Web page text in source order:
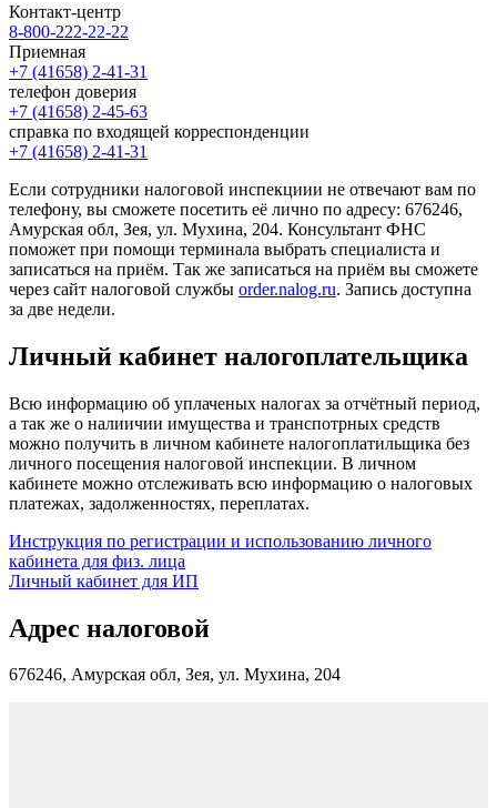
Контакт-центр
8-800-222-22-22
Приемная
+7 (41658) 2-41-31
телефон доверия
+7 (41658) 2-45-63
справка по входящей корреспонденции
+7 (41658) 2-41-31
Если сотрудники налоговой инспекциии не отвечают вам по
телефону, вы сможете посетить её лично по адресу: 676246,
Амурская обл, Зея, ул. Мухина, 204. Консультант ФНС
поможет при помощи терминала выбрать специалиста и
записаться на приём. Так же записаться на приём вы сможете
через сайт налоговой службы order.nalog.ru. Запись доступна
за две недели.
Личный кабинет налогоплательщика
Всю информацию об уплаченых налогах за отчётный период,
а так же о налиичии имущества и транспотрных средств
можно получить в личном кабинете налогоплатильщика без
личного посещения налоговой инспекции. В личном
кабинете можно отслеживать всю информацию о налоговых
платежах, задолженностях, переплатах.
Инструкция по регистрации и использованию личного
кабинета для физ. лица
Личный кабинет для ИП
Адрес налоговой
676246, Амурская обл, Зея, ул. Мухина, 204